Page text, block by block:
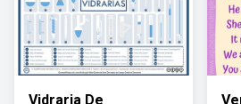
Vidraria De